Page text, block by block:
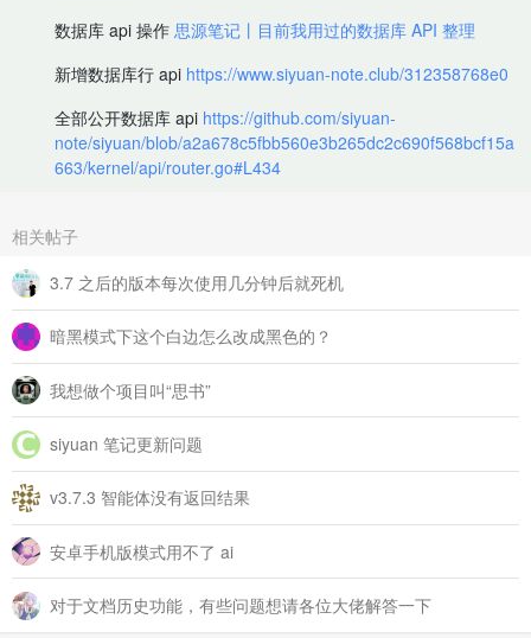
数据库 api 操作 思源笔记丨目前我用过的数据库 API 整理
新增数据库行 api https://www.siyuan-note.club/312358768e0
全部公开数据库 api https://github.com/siyuan-
note/siyuan/blob/a2a678c5fbb560e3b265dc2c690f568bcf15a
663/kernel/api/router.go#L434
相关帖子
3.7 之后的版本每次使用几分钟后就死机
暗黑模式下这个白边怎么改成黑色的？
我想做个项目叫“思书”
siyuan 笔记更新问题
v3.7.3 智能体没有返回结果
安卓手机版模式用不了 ai
对于文档历史功能，有些问题想请各位大佬解答一下